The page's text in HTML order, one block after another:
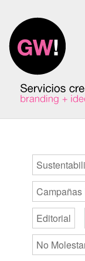
Editorial
No